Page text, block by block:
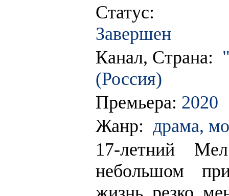
Статус:
Завершен
Канал, Страна:
(Россия)
Премьера: 2020
Жанр: драма,
17-летний
небольшом